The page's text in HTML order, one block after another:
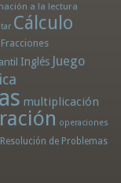
a la lectura
Cálculo
Fracciones
Inglés Juego
multiplicación
operaciones
Resolución de Problemas